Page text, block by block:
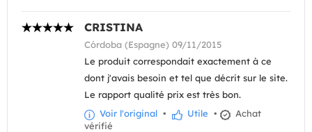
CRISTINA
Córdoba (Espagne) 09/11/2015
Le produit correspondait exactement à ce
dont j'avais besoin et tel que décrit sur le site.
Le rapport qualité prix est très bon.
Voir l'original • Utile •
Achat
vérifié